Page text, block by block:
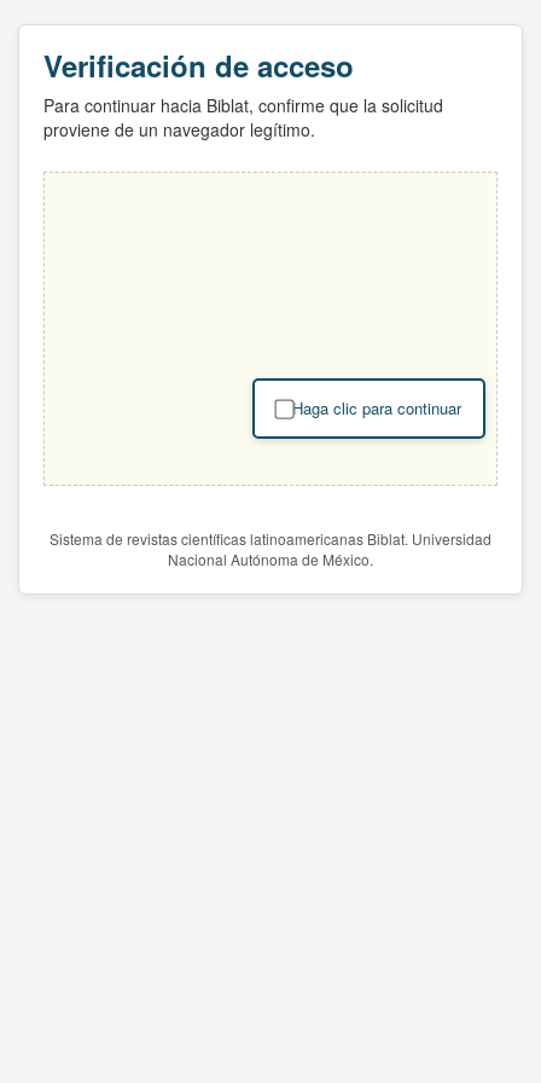
Verificación de acceso
Para continuar hacia Biblat, confirme que la solicitud
proviene de un navegador legítimo.
Haga clic para continuar
Sistema de revistas científicas latinoamericanas Biblat. Universidad
Nacional Autónoma de México.